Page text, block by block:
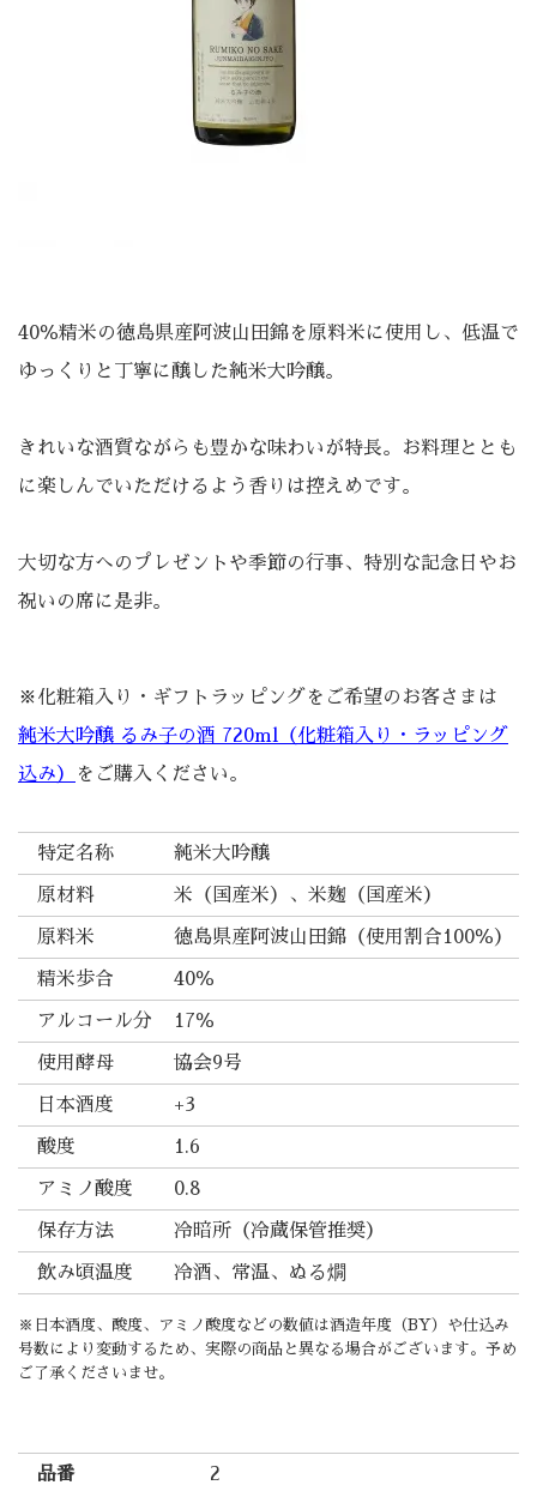
40％精米の徳島県産阿波山田錦を原料米に使用し、低温で
ゆっくりと丁寧に醸した純米大吟醸。
きれいな酒質ながらも豊かな味わいが特長。お料理ととも
に楽しんでいただけるよう香りは控えめです。
大切な方へのプレゼントや季節の行事、特別な記念日やお
祝いの席に是非。
※化粧箱入り・ギフトラッピングをご希望のお客さまは
純米大吟醸 るみ子の酒 720ml（化粧箱入り・ラッピング
込み）
をご購入ください。
特定名称 純米大吟醸
原材料 米（国産米）、米麹（国産米）
原料米 徳島県産阿波山田錦（使用割合100％）
精米歩合 40％
アルコール分 17％
使用酵母 協会9号
日本酒度 +3
酸度 1.6
アミノ酸度 0.8
保存方法 冷暗所（冷蔵保管推奨）
飲み頃温度 冷酒、常温、ぬる燗
※日本酒度、酸度、アミノ酸度などの数値は酒造年度（BY）や仕込み
号数により変動するため、実際の商品と異なる場合がございます。予め
ご了承くださいませ。
品番 2